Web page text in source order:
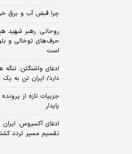
چرا قبض آب و برق خرداد و تیر ماه
روحانی: رهبر شهید
است
ادعای واشنگتن: تنگه
دارد/ ایران تن به
جزییات تازه از
پایدار
ادعای آکسیوس: ایران
تقسیم مسیر تردد